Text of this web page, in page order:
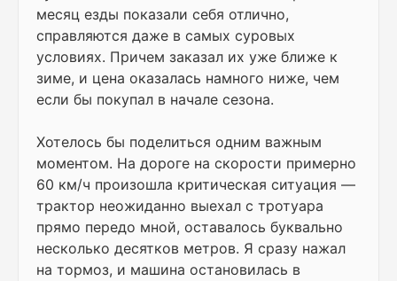
месяц езды показали себя отлично,
справляются даже в самых суровых
условиях. Причем заказал их уже ближе к
зиме, и цена оказалась намного ниже, чем
если бы покупал в начале сезона.
Хотелось бы поделиться одним важным
моментом. На дороге на скорости примерно
60 км/ч произошла критическая ситуация —
трактор неожиданно выехал с тротуара
прямо передо мной, оставалось буквально
несколько десятков метров. Я сразу нажал
на тормоз, и машина остановилась в